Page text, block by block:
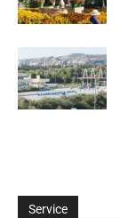
Service